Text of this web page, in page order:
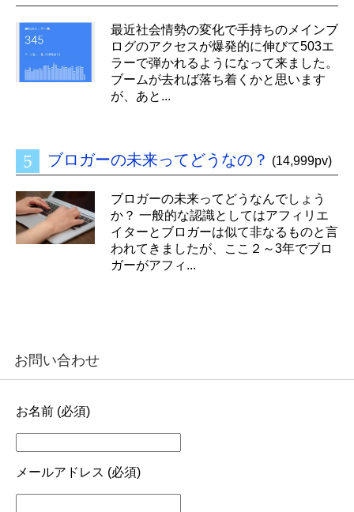
最近社会情勢の変化で手持ちのメインブ
ログのアクセスが爆発的に伸びて503エ
ラーで弾かれるようになって来ました。
ブームが去れば落ち着くかと思います
が、あと...
ブロガーの未来ってどうなの？ (14,999pv)
ブロガーの未来ってどうなんでしょう
か？ 一般的な認識としてはアフィリエ
イターとブロガーは似て非なるものと言
われてきましたが、ここ２～3年でブロ
ガーがアフィ...
お問い合わせ
お名前 (必須)
メールアドレス (必須)